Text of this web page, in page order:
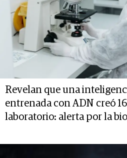
Revelan que una
entrenada con ADN creó
laboratorio: alerta por la